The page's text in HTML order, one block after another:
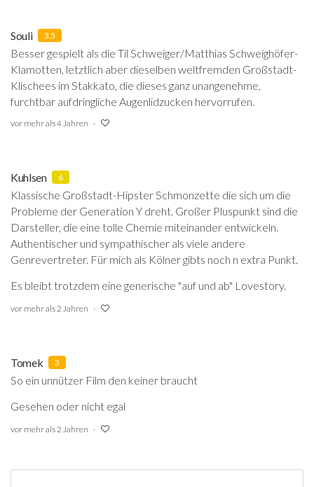
Souli 3.5
Besser gespielt als die Til Schweiger/Matthias Schweighöfer-
Klamotten, letztlich aber dieselben weltfremden Großstadt-
Klischees im Stakkato, die dieses ganz unangenehme,
furchtbar aufdringliche Augenlidzucken hervorrufen.
vor mehr als 4 Jahren
Kuhlsen 6
Klassische Großstadt-Hipster Schmonzette die sich um die
Probleme der Generation Y dreht. Großer Pluspunkt sind die
Darsteller, die eine tolle Chemie miteinander entwickeln.
Authentischer und sympathischer als viele andere
Genrevertreter. Für mich als Kölner gibts noch n extra Punkt.
Es bleibt trotzdem eine generische "auf und ab" Lovestory.
vor mehr als 2 Jahren
Tomek 3
So ein unnützer Film den keiner braucht
Gesehen oder nicht egal
vor mehr als 2 Jahren